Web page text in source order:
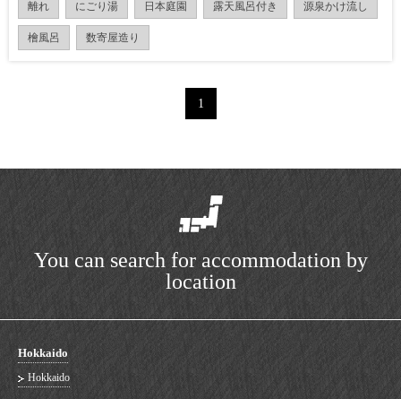
離れ にごり湯 日本庭園 露天風呂付き 源泉かけ流し
檜風呂 数寄屋造り
1
You can search for accommodation by
location
Hokkaido
Hokkaido